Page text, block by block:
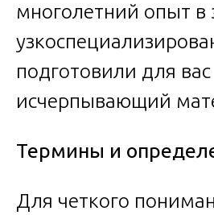
многолетний опыт в
подготовили для вас
исчерпывающий
Термины и
Для четкого